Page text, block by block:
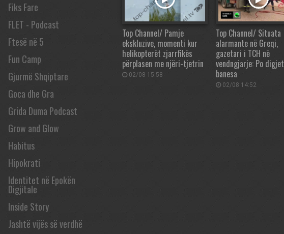
Fiks Fare
FLET - Podcast
Ftesë në 5
Fun Camp
Gjurmë Shqiptare
Goca dhe Gra
Grida Duma Podcast
Grow and Glow
Habitus
Hipokrati
Identitet në Epokën
Digjitale
Inside Story
Jashtë vijës së verdhë
Top Channel/ Pamje
ekskluzive, momenti kur
helikopterët zjarrfikës
përplasen me njëri-tjetrin
02/08 15:58
Top Channel/ Situata
alarmante në Greqi,
gazetari i TCH në
vendngjarje: Po digjet
banesa
02/08 14:52